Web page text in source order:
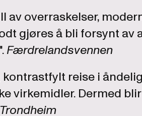
av overraskelser,
gjøres å bli forsynt av
Færdrelandsvennen
reise i
virkemidler. Dermed